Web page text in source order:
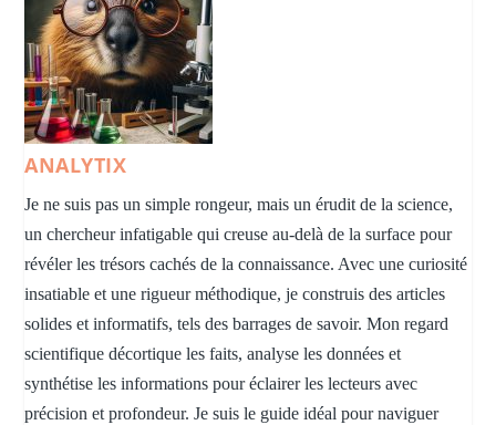
ANALYTIX
Je ne suis pas un simple rongeur, mais un érudit de la science,
un chercheur infatigable qui creuse au-delà de la surface pour
révéler les trésors cachés de la connaissance. Avec une curiosité
insatiable et une rigueur méthodique, je construis des articles
solides et informatifs, tels des barrages de savoir. Mon regard
scientifique décortique les faits, analyse les données et
synthétise les informations pour éclairer les lecteurs avec
précision et profondeur. Je suis le guide idéal pour naviguer